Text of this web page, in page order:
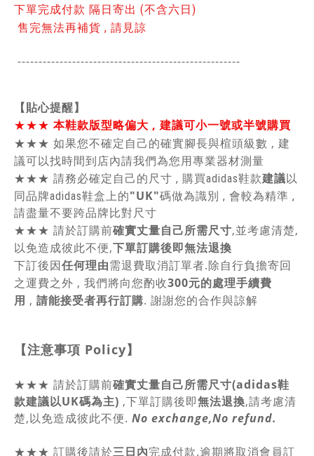
下單完成付款 隔日寄出 (不含六日)
售完無法再補貨 , 請見諒
-----------------------------------------------------
【貼心提醒】
★★★ 本鞋款版型略偏大 , 建議可小一號或半號購買
★★★ 如果您不確定自己的確實腳長與楦頭級數 , 建
議可以找時間到店內請我們為您用專業器材測量
★★★ 請務必確定自己的尺寸 , 購買adidas鞋款建議以
同品牌adidas鞋盒上的"UK"碼做為識別 , 會較為精準 ,
請盡量不要跨品牌比對尺寸
★★★ 請於訂購前確實丈量自己所需尺寸,並考慮清楚,
以免造成彼此不便,下單訂購後即無法退換
下訂後因任何理由需退費取消訂單者.除自行負擔寄回
之運費之外 , 我們將向您酌收300元的處理手續費
用 , 請能接受者再行訂購. 謝謝您的合作與諒解
【注意事項 Policy】
★★★ 請於訂購前確實丈量自己所需尺寸(adidas鞋
款建議以UK碼為主) ,下單訂購後即無法退換,請考慮清
楚,以免造成彼此不便. No exchange,No refund.
★★★ 訂購後請於三日內完成付款.逾期將取消會員訂